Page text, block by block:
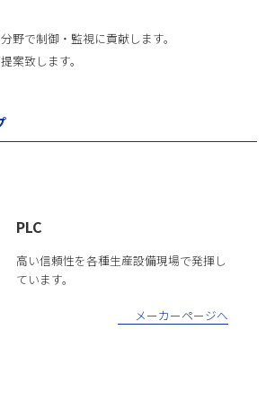
野で制御・監視に貢献します。
案致します。
PLC
高い信頼性を各種生産設備現場で発揮し
ています。
メーカーページへ